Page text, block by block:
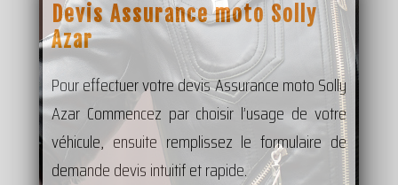
Devis Assurance moto Solly
Azar
Pour effectuer votre devis Assurance moto Solly
Azar Commencez par choisir l’usage de votre
véhicule, ensuite remplissez le formulaire de
demande devis intuitif et rapide.